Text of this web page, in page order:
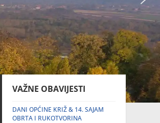
VAŽNE OBAVIJESTI
DANI OPĆINE KRIŽ & 14. SAJAM
OBRTA I RUKOTVORINA